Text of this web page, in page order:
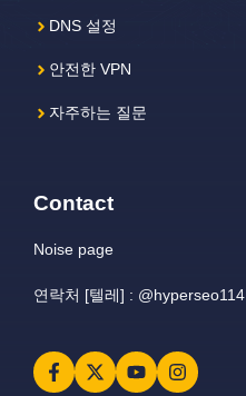
DNS 설정
안전한 VPN
자주하는 질문
Contact
Noise page
연락처 [텔레] : @hyperseo114